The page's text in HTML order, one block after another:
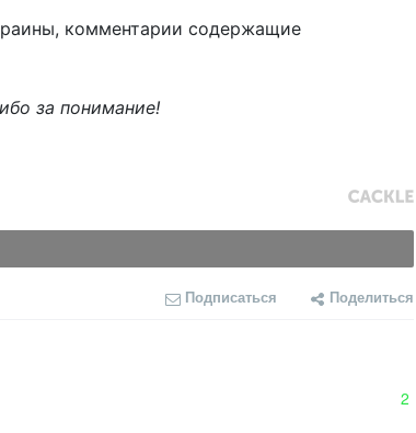
комментарии содержащие
за понимание!
Подписаться Поделиться
2